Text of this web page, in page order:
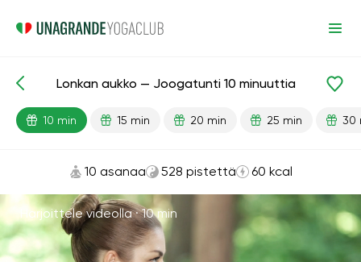
Valmiit oppitunnit Joustavuus Lantio Nivelet
Lonkan aukko — Joogatunti 10 minuuttia
10 min 15 min 20 min 25 min 30
10 asanaa 528 pistettä 60 kcal
Harjoittele videolla ·10 min